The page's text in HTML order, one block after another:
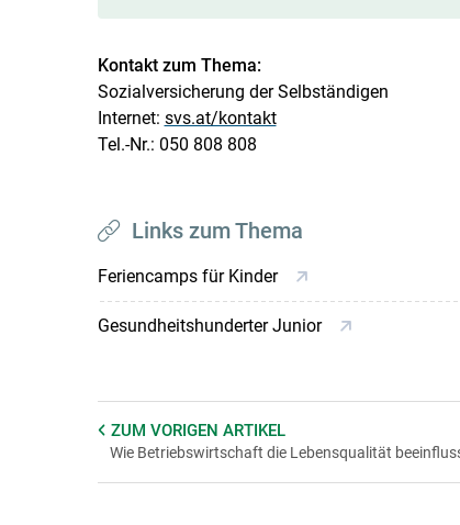
Kontakt zum Thema:
Sozialversicherung der Selbständigen
Internet: svs.at/kontakt
Tel.-Nr.: 050 808 808
Links zum Thema
Feriencamps für Kinder
Gesundheitshunderter Junior
ZUM VORIGEN ARTIKEL
Wie Betriebswirtschaft die Lebensqualität